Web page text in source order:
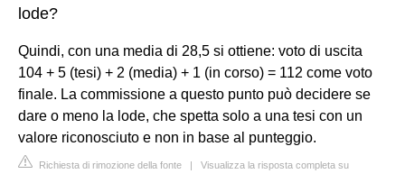
lode?
Quindi, con una media di 28,5 si ottiene: voto di uscita
104 + 5 (tesi) + 2 (media) + 1 (in corso) = 112 come voto
finale. La commissione a questo punto può decidere se
dare o meno la lode, che spetta solo a una tesi con un
valore riconosciuto e non in base al punteggio.
Richiesta di rimozione della fonte | Visualizza la risposta completa su